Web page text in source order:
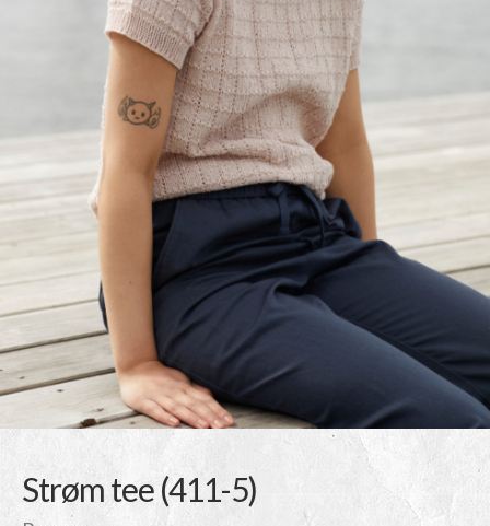
Strøm tee (411-5)